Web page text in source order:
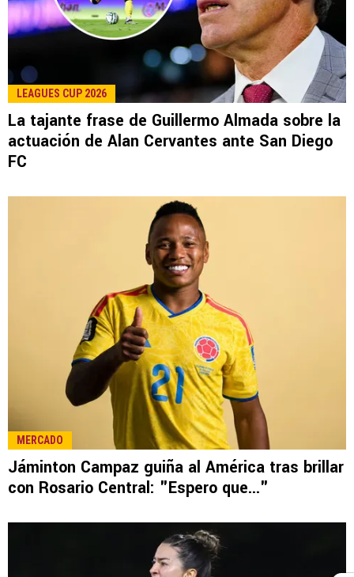
LEAGUES CUP 2026
La tajante frase de Guillermo Almada sobre la
actuación de Alan Cervantes ante San Diego
FC
MERCADO
Jáminton Campaz guiña al América tras brillar
con Rosario Central: "Espero que..."